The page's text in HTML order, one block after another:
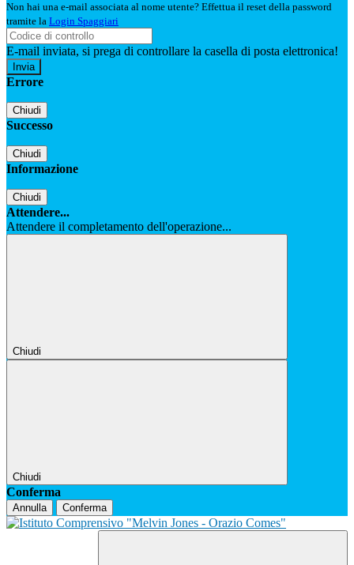
Non hai una e-mail associata al nome utente? Effettua il reset della password
tramite la Login Spaggiari
E-mail inviata, si prega di controllare la casella di posta elettronica!
Errore
Chiudi
Successo
Chiudi
Informazione
Chiudi
Attendere...
Attendere il completamento dell'operazione...
Chiudi
Chiudi
Conferma
Annulla Conferma